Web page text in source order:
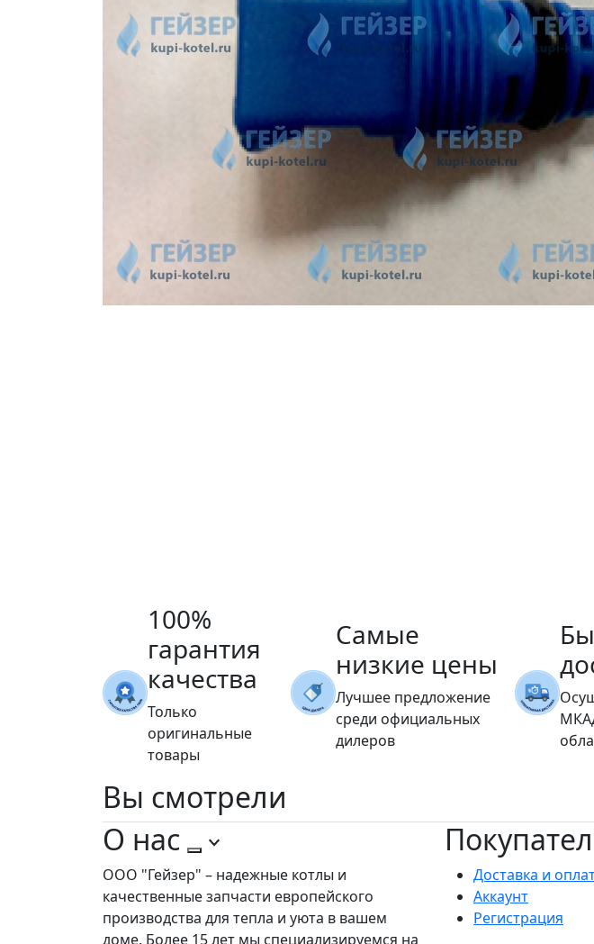
100%
гарантия
качества
Только
оригинальные
товары
Самые
низкие цены
Лучшее предложение
среди официальных
дилеров
Вы смотрели
О нас
ООО "Гейзер" – надежные котлы и
качественные запчасти европейского
производства для тепла и уюта в вашем
доме. Более 15 лет мы специализируемся на
Доставка и
Аккаунт
Регистрация